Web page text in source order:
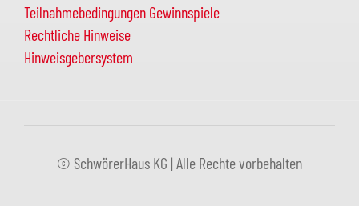
Teilnahmebedingungen Gewinnspiele
Rechtliche Hinweise
Hinweisgebersystem
© SchwörerHaus KG | Alle Rechte vorbehalten